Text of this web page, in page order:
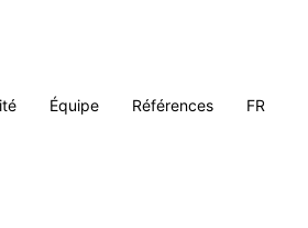
Équipe Références FR